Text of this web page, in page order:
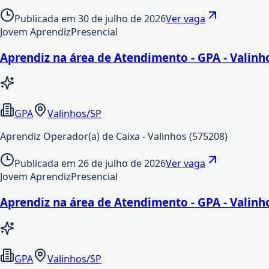
Publicada em 30 de julho de 2026Ver vaga
Jovem AprendizPresencial
Aprendiz na área de Atendimento - GPA -
GPA
Valinhos/SP
Aprendiz Operador(a) de Caixa - Valinhos (575208)
Publicada em 26 de julho de 2026Ver vaga
Jovem AprendizPresencial
Aprendiz na área de Atendimento - GPA -
GPA Valinhos/SP